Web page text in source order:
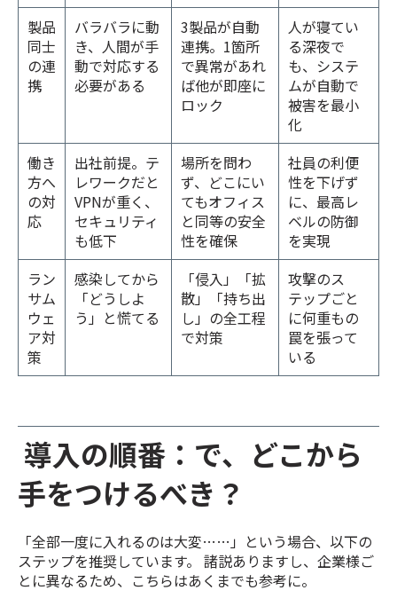
製品
同士
の連
携
バラバラに動
き、人間が手
動で対応する
必要がある
3製品が自動
連携。1箇所
で異常があれ
ば他が即座に
ロック
人が寝てい
る深夜で
も、システ
ムが自動で
被害を最小
化
働き
方へ
の対
応
出社前提。テ
レワークだと
VPNが重く、
セキュリティ
も低下
場所を問わ
ず、どこにい
てもオフィス
と同等の安全
性を確保
社員の利便
性を下げず
に、最高レ
ベルの防御
を実現
ラン
サム
ウェ
ア対
策
感染してから
「どうしよ
う」と慌てる
「侵入」「拡
散」「持ち出
し」の全工程
で対策
攻撃のス
テップごと
に何重もの
罠を張って
いる
導入の順番：で、どこから
手をつけるべき？
「全部一度に入れるのは大変……」という場合、以下の
ステップを推奨しています。 諸説ありますし、企業様ご
とに異なるため、こちらはあくまでも参考に。